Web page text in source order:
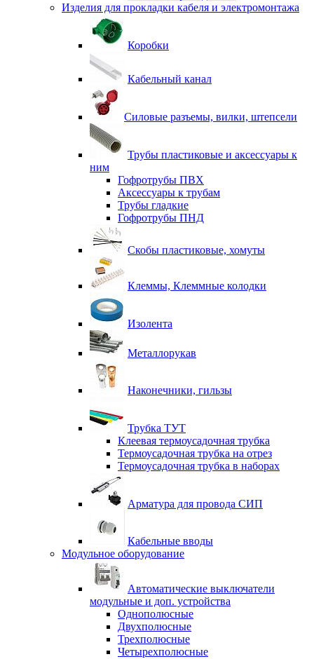
Изделия для прокладки кабеля и электромонтажа
Коробки
Кабельный канал
Силовые разъемы, вилки, штепсели
Трубы пластиковые и аксессуары к
ним
Гофротрубы ПВХ
Аксессуары к трубам
Трубы гладкие
Гофротрубы ПНД
Скобы пластиковые, хомуты
Клеммы, Клеммные колодки
Изолента
Металлорукав
Наконечники, гильзы
Трубка ТУТ
Клеевая термоусадочная трубка
Термоусадочная трубка на отрез
Термоусадочная трубка в наборах
Арматура для провода СИП
Кабельные вводы
Модульное оборудование
Автоматические выключатели
модульные и доп. устройства
Однополюсные
Двухполюсные
Трехполюсные
Четырехполюсные